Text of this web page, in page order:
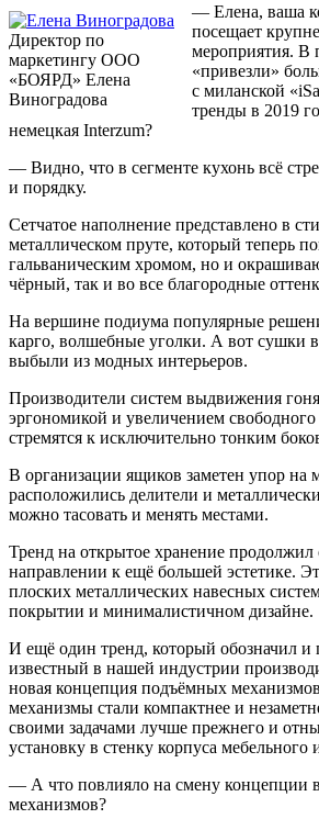
Директор по
маркетингу ООО
«БОЯРД» Елена
Виноградова
— Елена, ваша
посещает
мероприятия.
«привезли»
с миланской
тренды в 2019
немецкая Interzum?
— Видно, что в сегменте кухонь всё
и порядку.
Сетчатое наполнение представлено в
металлическом пруте, который теперь
гальваническим хромом, но и
чёрный, так и во все благородные
На вершине подиума популярные
карго, волшебные уголки. А вот сушки
выбыли из модных интерьеров.
Производители систем выдвижения
эргономикой и увеличением свободного
стремятся к исключительно тонким
В организации ящиков заметен упор на
расположились делители и
можно тасовать и менять местами.
Тренд на открытое хранение продолжил
направлении к ещё большей эстетике.
плоских металлических навесных
покрытии и минималистичном дизайне.
И ещё один тренд, который обозначил и
известный в нашей индустрии
новая концепция подъёмных
механизмы стали компактнее и
своими задачами лучше прежнего и
установку в стенку корпуса мебельного
— А что повлияло на смену концепции
механизмов?